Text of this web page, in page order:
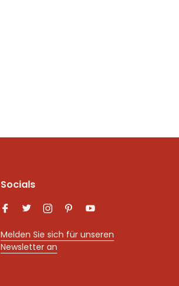
Socials
Melden Sie sich für unseren
Newsletter an